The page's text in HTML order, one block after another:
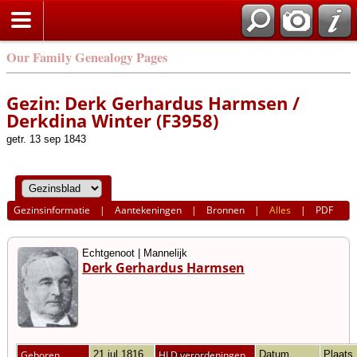
Our Family Genealogy Pages
Gezin: Derk Gerhardus Harmsen /
Derkdina Winter (F3958)
getr. 13 sep 1843
Gezinsinformatie |Aantekeningen | Bronnen |Alles | PDF
Echtgenoot | Mannelijk
Derk Gerhardus Harmsen
21 jul 1816
Vriezenveen,
Datum Plaats